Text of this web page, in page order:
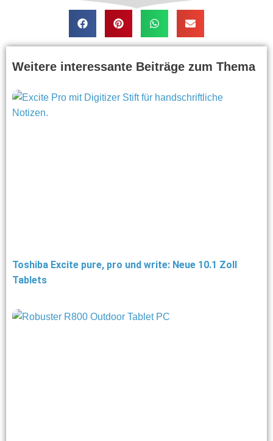
Weitere interessante Beiträge zum Thema
Toshiba Excite pure, pro und write: Neue 10.1 Zoll
Tablets